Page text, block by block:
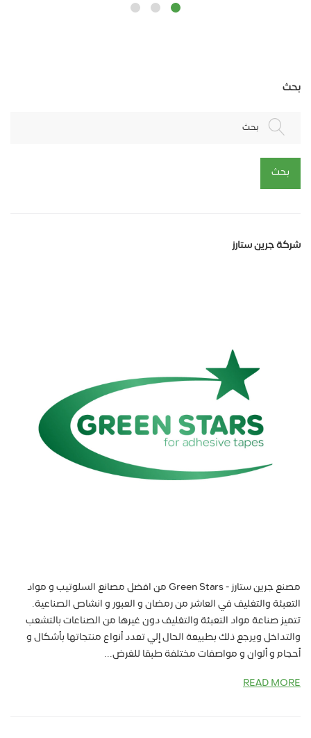
بحث
بحث
بحث
شركة جرين ستارز
مصنع جرين ستارز - Green Stars من افضل مصانع السلوتيب و مواد
التعبئة والتغليف في العاشر من رمضان و العبور و انشاص الصناعية.
تتميز صناعة مواد التعبئة والتغليف دون غيرها من الصناعات بالتشعب
والتداخل ويرجع ذلك بطبيعة الحال إلي تعدد أنواع منتجاتها بأشكال و
أحجام و ألوان و مواصفات مختلفة طبقا للغرض...
READ MORE